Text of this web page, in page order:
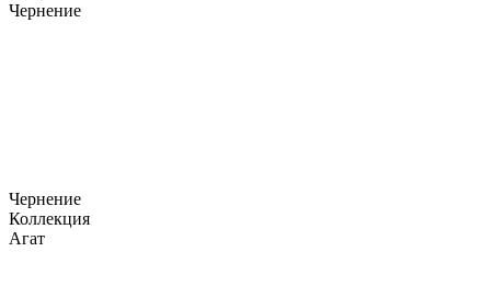
Чернение
Чернение
Коллекция
Агат